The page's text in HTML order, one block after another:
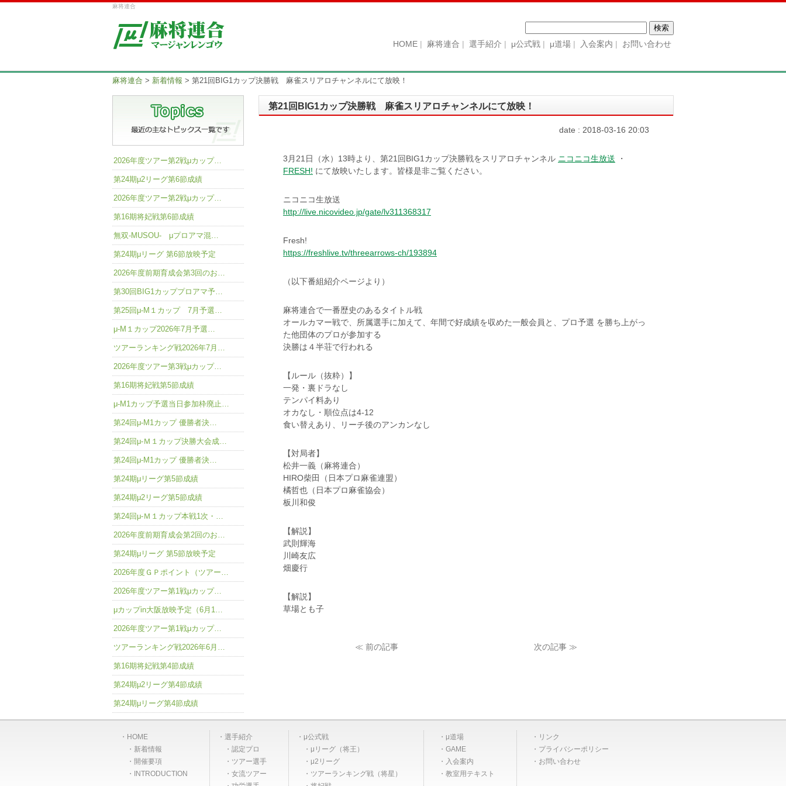
麻将連合
索:
HOME 麻将連合 選手紹介 μ公式戦 μ道場 入会案内 お問い合わせ
麻将連合 > 新着情報 > 第21回BIG1カップ決勝戦 麻雀スリアロチャンネルにて放映！
第21回BIG1カップ決勝戦 麻雀スリアロチャンネルにて放映！
date : 2018-03-16 20:03
3月21日（水）13時より、第21回BIG1カップ決勝戦をスリアロチャンネル ニコニコ生放送 ・
FRESH! にて放映いたします。皆様是非ご覧ください。
ニコニコ生放送
http://live.nicovideo.jp/gate/lv311368317
Fresh!
https://freshlive.tv/threearrows-ch/193894
（以下番組紹介ページより）
麻将連合で一番歴史のあるタイトル戦
オールカマー戦で、所属選手に加えて、年間で好成績を収めた一般会員と、プロ予選 を勝ち上がっ
た他団体のプロが参加する
決勝は４半荘で行われる
【ルール（抜粋）】
一発・裏ドラなし
テンパイ料あり
オカなし・順位点は4-12
食い替えあり、リーチ後のアンカンなし
【対局者】
松井一義（麻将連合）
HIRO柴田（日本プロ麻雀連盟）
橘哲也（日本プロ麻雀協会）
板川和俊
【解説】
武則輝海
川崎友広
畑慶行
【解説】
草場とも子
≪ 前の記事 次の記事 ≫
2026年度ツアー第2戦μカップ…
第24期μ2リーグ第6節成績
2026年度ツアー第2戦μカップ…
第16期将妃戦第6節成績
無双-MUSOU- μプロアマ混…
第24期μリーグ 第6節放映予定
2026年度前期育成会第3回のお…
第30回BIG1カッププロアマ予…
第25回μ-M１カップ 7月予選…
μ-M１カップ2026年7月予選…
ツアーランキング戦2026年7月…
2026年度ツアー第3戦μカップ…
第16期将妃戦第5節成績
μ-M1カップ予選当日参加枠廃止…
第24回μ-M1カップ 優勝者決…
第24回μ-Ｍ１カップ決勝大会成…
第24回μ-M1カップ 優勝者決…
第24期μリーグ第5節成績
第24期μ2リーグ第5節成績
第24回μ-Ｍ１カップ本戦1次・…
2026年度前期育成会第2回のお…
第24期μリーグ 第5節放映予定
2026年度ＧＰポイント（ツアー…
2026年度ツアー第1戦μカップ…
μカップin大阪放映予定（6月1…
2026年度ツアー第1戦μカップ…
ツアーランキング戦2026年6月…
第16期将妃戦第4節成績
第24期μ2リーグ第4節成績
第24期μリーグ第4節成績
HOME
新着情報
開催要項
INTRODUCTION
選手紹介
認定プロ
ツアー選手
女流ツアー
μ公式戦
μリーグ（将王）
μ2リーグ
ツアーランキング戦（将星）
μ道場
GAME
入会案内
教室用テキスト
リンク
プライバシーポリシー
お問い合わせ